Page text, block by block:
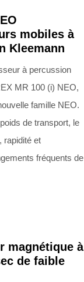
mobiles à
Kleemann
à percussion
MR 100 (i) NEO,
famille NEO.
de transport, le
rapidité et
fréquents de
magnétique à
de faible